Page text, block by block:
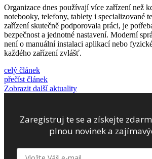
Organizace dnes používají více zařízení než
notebooky, telefony, tablety i specializované
zařízení skutečně podporovala práci, je
bezpečnost a jednotné nastavení. Moderní
není o manuální instalaci aplikací nebo
každého zařízení zvlášť.
celý článek
přečíst článek
Zobrazit další aktuality
Zaregistruj te se a získejte
plnou novinek a